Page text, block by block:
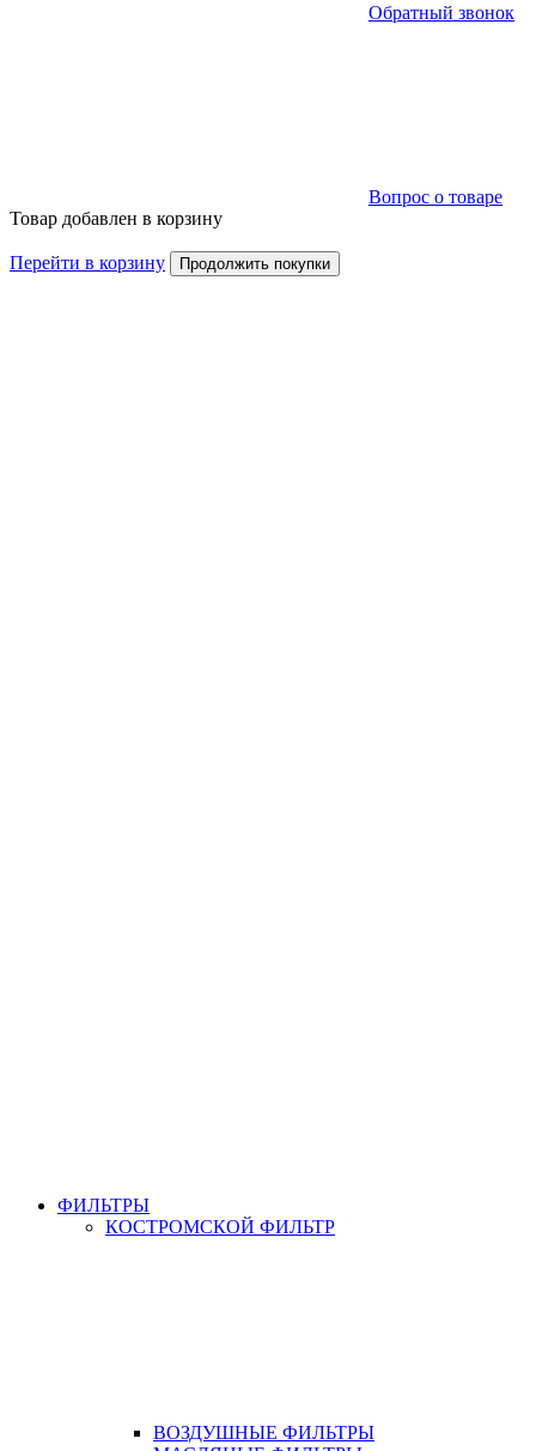
Обратный звонок
Вопрос о товаре
Товар добавлен в корзину
Перейти в корзину Продолжить покупки
ФИЛЬТРЫ
КОСТРОМСКОЙ ФИЛЬТР
ВОЗДУШНЫЕ ФИЛЬТРЫ